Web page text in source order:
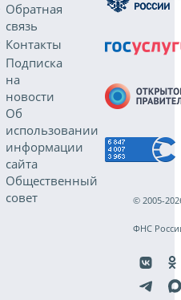
Обратная
связь
Контакты
Подписка
на
новости
Об
использовании
информации
сайта
Общественный
совет
© 2005-
ФНС